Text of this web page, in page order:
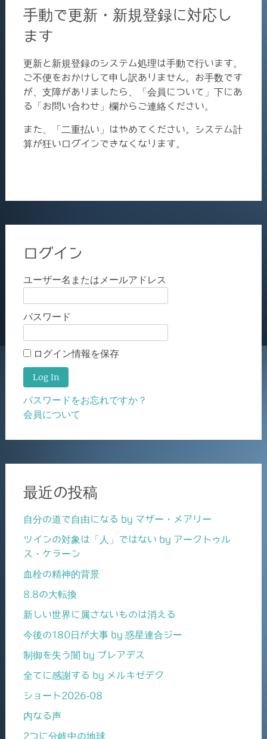
手動で更新・新規登録に対応し
ます
更新と新規登録のシステム処理は手動で行います。
ご不便をおかけして申し訳ありません。お手数です
が、支障がありましたら、「会員について」下にあ
る「お問い合わせ」欄からご連絡ください。
また、「二重払い」はやめてください。システム計
算が狂いログインできなくなります。
ログイン
ユーザー名またはメールアドレス
パスワード
ログイン情報を保存
パスワードをお忘れですか？
会員について
最近の投稿
自分の道で自由になる by マザー・メアリー
ツインの対象は「人」ではない by アークトゥル
ス・ケラーン
血栓の精神的背景
8.8の大転換
新しい世界に属さないものは消える
今後の180日が大事 by 惑星連合ジー
制御を失う闇 by プレアデス
全てに感謝する by メルキゼデク
ショート2026-08
内なる声
2つに分岐中の地球